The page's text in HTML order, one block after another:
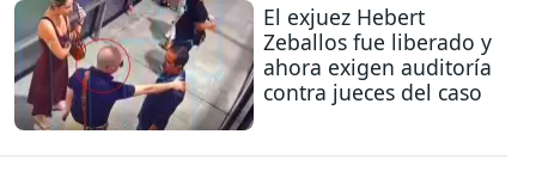
El exjuez Hebert
Zeballos fue liberado y
ahora exigen auditoría
contra jueces del caso